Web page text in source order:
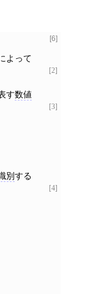
[6]
[2]
よって
[3]
す数値
[4]
別する